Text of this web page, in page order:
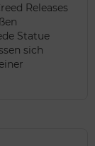
Releases
Statue
sich